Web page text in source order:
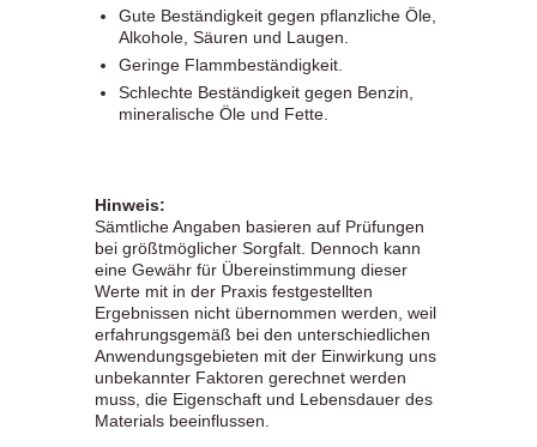
Gute Beständigkeit gegen pflanzliche Öle,
Alkohole, Säuren und Laugen.
Geringe Flammbeständigkeit.
Schlechte Beständigkeit gegen Benzin,
mineralische Öle und Fette.
Hinweis:
Sämtliche Angaben basieren auf Prüfungen
bei größtmöglicher Sorgfalt. Dennoch kann
eine Gewähr für Übereinstimmung dieser
Werte mit in der Praxis festgestellten
Ergebnissen nicht übernommen werden, weil
erfahrungsgemäß bei den unterschiedlichen
Anwendungsgebieten mit der Einwirkung uns
unbekannter Faktoren gerechnet werden
muss, die Eigenschaft und Lebensdauer des
Materials beeinflussen.